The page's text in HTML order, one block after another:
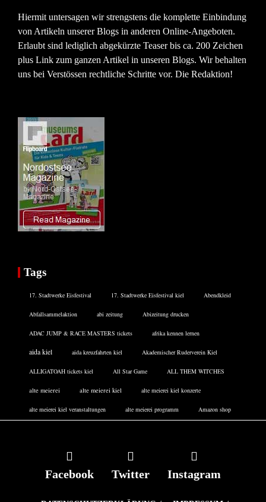
Hiermit untersagen wir strengstens die komplette Einbindung
von Artikeln unserer Blogs in anderen Online-Angeboten.
Erlaubt sind lediglich abgekürzte Teaser bis ca. 200 Zeichen
plus Link zum ganzen Artikel in unseren Blogs. Wir behalten
uns bei Verstössen rechtliche Schritte vor. Die Redaktion!
Tags
17. Stadtwerke Eisfestival 17. Stadtwerke Eisfestival kiel Abendkleid
Abfallsammelaktion abi zeitung Abizeitung drucken
ADAC JUMP & RACE MASTERS tickets afrika kennen lernen
aida kiel aida kreuzfahrten kiel Akademischer Ruderverein Kiel
ALLIGATOAH tickets kiel All Star Game ALL THEM WITCHES
alte meierei alte meierei kiel alte meierei kiel konzerte
alte meierei kiel veranstaltungen alte meierei programm Amazon shop
Facebook Twitter Instagram